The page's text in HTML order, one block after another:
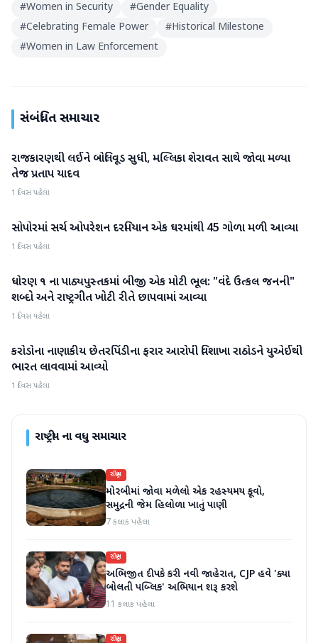
#Women in Security #Gender Equality
#Celebrating Female Power #Historical Milestone
#Women in Law Enforcement
સંબંધિત સમાચાર
રાષ્ટ્રીય
રાજકારણથી લઈને બોલિવૂડ સુધી, મલ્લિકા શેરાવત સાથે જોવા મળ્યા
તેજ પ્રતાપ યાદવ
1 દિવસ પહેલા
રાષ્ટ્રીય
સોપોરમાં સર્ચ ઓપરેશન દરમિયાન એક ઘરમાંથી 45 ગોળા મળી આવ્યા
1 દિવસ પહેલા
રાષ્ટ્રીય
ધોરણ ૧ ના પાઠ્યપુસ્તકમાં બીજી એક મોટી ભૂલ: "વંદે ઉત્કલ જનની"
શબ્દો અને રાષ્ટ્રગીત ખોટી રીતે છાપવામાં આવ્યા
1 દિવસ પહેલા
રાષ્ટ્રીય
કરોડોના નાણાકીય છેતરપિંડીના ફરાર આરોપી વિશાખા રાઠોડને યુએઈથી
ભારત લાવવામાં આવ્યો
1 દિવસ પહેલા
રાષ્ટ્રીયના વધુ સમાચાર
રાષ્ટ્રીય
મોરબીમાં જોવા મળેલો એક રહસ્યમય કૂવો,
સમુદ્રની જેમ હિલોળા ખાતું પાણી
7 કલાક પહેલા
રાષ્ટ્રીય
અભિજીત દીપકે કરી નવી જાહેરાત, CJP હવે 'ક્યા
બોલતી પબ્લિક' અભિયાન શરૂ કરશે
11 કલાક પહેલા
રાષ્ટ્રીય